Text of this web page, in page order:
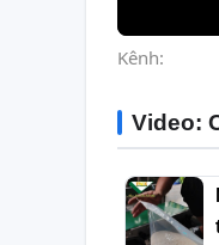
Kênh:
Video: